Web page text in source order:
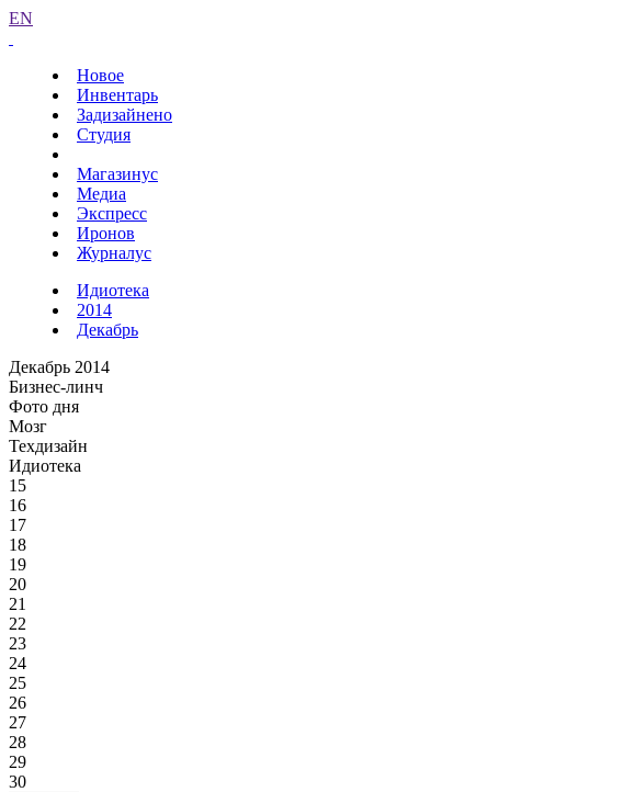
EN
Новое
Инвентарь
Задизайнено
Студия
Магазинус
Медиа
Экспресс
Иронов
Журналус
Идиотека
2014
Декабрь
Декабрь 2014
Бизнес-линч
Фото дня
Мозг
Техдизайн
Идиотека
15
16
17
18
19
20
21
22
23
24
25
26
27
28
29
30